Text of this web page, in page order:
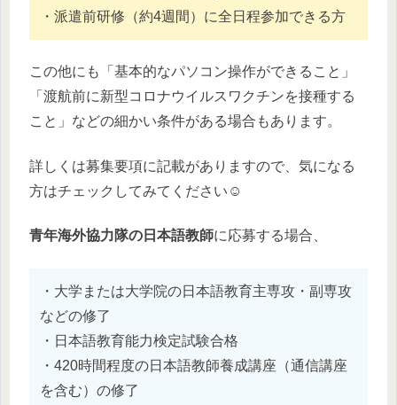
・派遣前研修（約4週間）に全日程参加できる方
この他にも「基本的なパソコン操作ができること」
「渡航前に新型コロナウイルスワクチンを接種する
こと」などの細かい条件がある場合もあります。
詳しくは募集要項に記載がありますので、気になる
方はチェックしてみてください☺️
青年海外協力隊の日本語教師に応募する場合、
・大学または大学院の日本語教育主専攻・副専攻
などの修了
・日本語教育能力検定試験合格
・420時間程度の日本語教師養成講座（通信講座
を含む）の修了